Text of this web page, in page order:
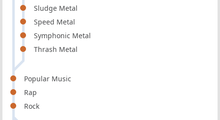
Sludge Metal
Speed Metal
Symphonic Metal
Thrash Metal
Popular Music
Rap
Rock